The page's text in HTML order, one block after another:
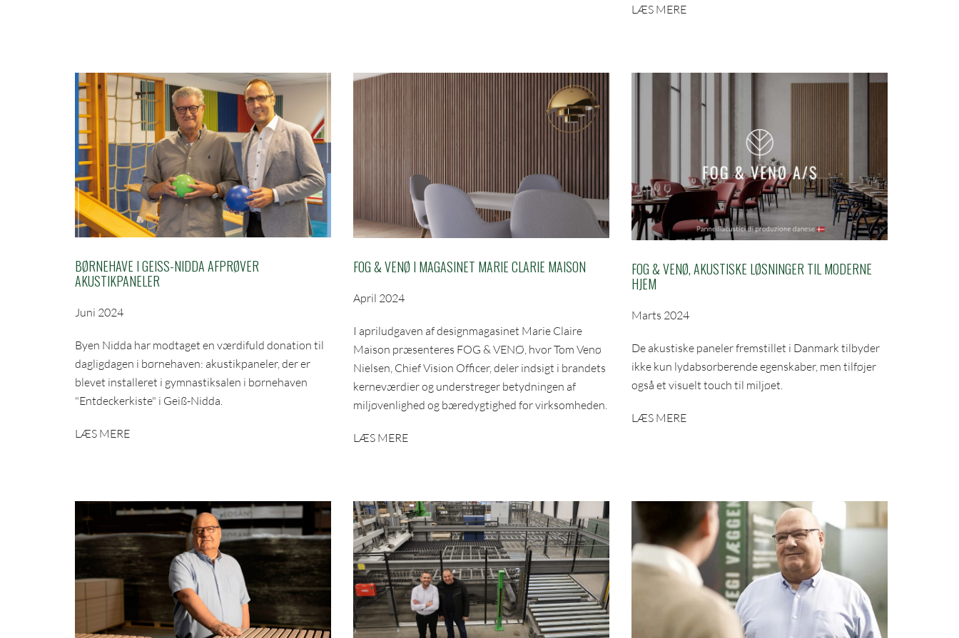
LÆS MERE
BØRNEHAVE I GEISS-NIDDA AFPRØVER A
KUSTIKPANELER
Juni 2024
Byen Nidda har modtaget en værdifuld donation til
dagligdagen i børnehaven: akustikpaneler, der er
blevet installeret i gymnastiksalen i børnehaven
"Entdeckerkiste" i Geiß-Nidda.
LÆS MERE
FOG & VENØ I MAGASINET MARIE CLARIE MAISON
April 2024
I apriludgaven af designmagasinet Marie Claire
Maison præsenteres FOG & VENØ, hvor Tom Venø
Nielsen, Chief Vision Officer, deler indsigt i brandets
kerneværdier og understreger betydningen af
miljøvenlighed og bæredygtighed for virksomheden.
LÆS MERE
FOG & VENØ, AKUSTISKE LØSNINGER TIL MODERNE
HJEM
Marts 2024
De akustiske paneler fremstillet i Danmark tilbyder
ikke kun lydabsorberende egenskaber, men tilføjer
også et visuelt touch til miljøet.
LÆS MERE